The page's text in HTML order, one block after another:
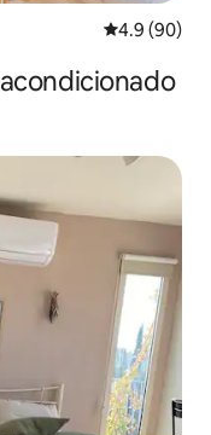
Calificación
4.9 (90)